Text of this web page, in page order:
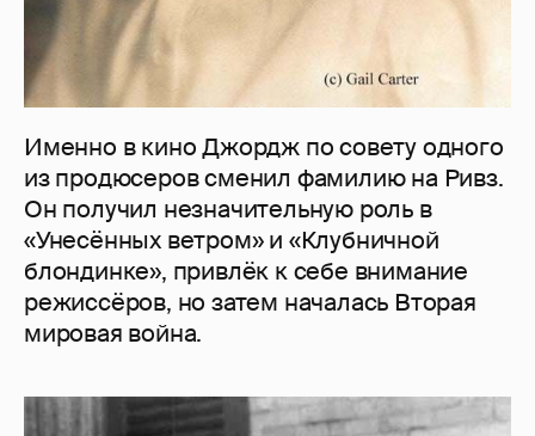
Именно в кино Джордж по совету одного
из продюсеров сменил фамилию на Ривз.
Он получил незначительную роль в
«Унесённых ветром» и «Клубничной
блондинке», привлёк к себе внимание
режиссёров, но затем началась Вторая
мировая война.